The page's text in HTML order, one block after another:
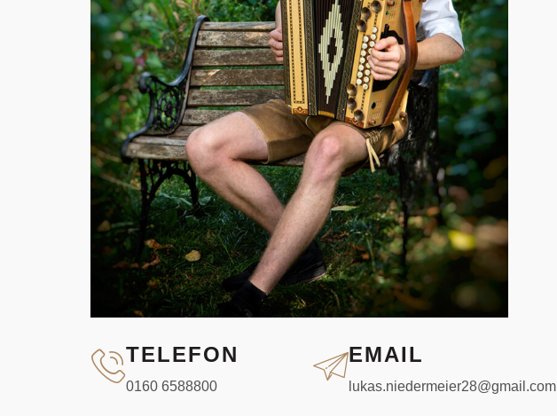
TELEFON
0160 6588800
EMAIL
lukas.niedermeier28@gmail.com